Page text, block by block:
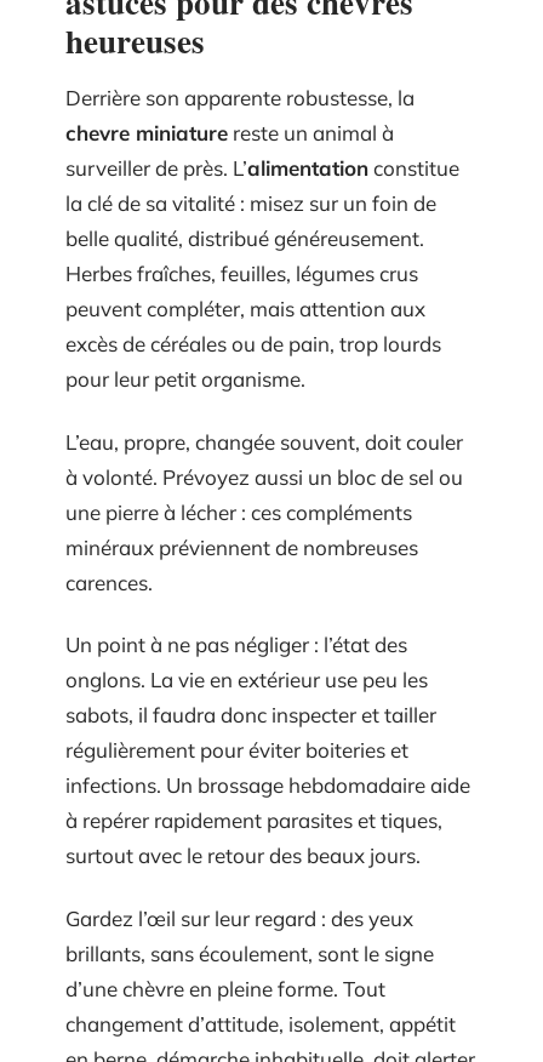
heureuses
Derrière son apparente robustesse, la
chevre miniature reste un animal à
surveiller de près. L’alimentationconstitue
la clé de sa vitalité : misez sur un foin de
belle qualité, distribué généreusement.
Herbes fraîches, feuilles, légumes crus
peuvent compléter, mais attention aux
excès de céréales ou de pain, trop lourds
pour leur petit organisme.
L’eau, propre, changée souvent, doit couler
à volonté. Prévoyez aussi un bloc de sel ou
une pierre à lécher : ces compléments
minéraux préviennent de nombreuses
carences.
Un point à ne pas négliger : l’état des
onglons. La vie en extérieur use peu les
sabots, il faudra donc inspecter et tailler
régulièrement pour éviter boiteries et
infections. Un brossage hebdomadaire aide
à repérer rapidement parasites et tiques,
surtout avec le retour des beaux jours.
Gardez l’œil sur leur regard : des yeux
brillants, sans écoulement, sont le signe
d’une chèvre en pleine forme. Tout
changement d’attitude, isolement, appétit